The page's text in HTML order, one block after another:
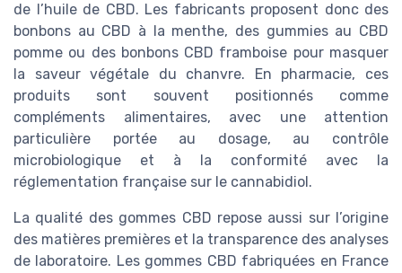
de l’huile de CBD. Les fabricants proposent donc des
bonbons au CBD à la menthe, des gummies au CBD
pomme ou des bonbons CBD framboise pour masquer
la saveur végétale du chanvre. En pharmacie, ces
produits sont souvent positionnés comme
compléments alimentaires, avec une attention
particulière portée au dosage, au contrôle
microbiologique et à la conformité avec la
réglementation française sur le cannabidiol.
La qualité des gommes CBD repose aussi sur l’origine
des matières premières et la transparence des analyses
de laboratoire. Les gommes CBD fabriquées en France